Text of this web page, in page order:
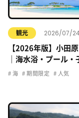
観光 2026/07/24
【2026年版】小田
｜海水浴・プール
海 期間限定 人気